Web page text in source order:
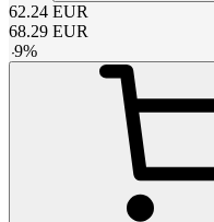
62.24 EUR
68.29 EUR
-9%